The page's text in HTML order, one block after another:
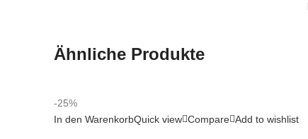
Ähnliche Produkte
-25%
In den WarenkorbQuick view Compare Add to wishlist